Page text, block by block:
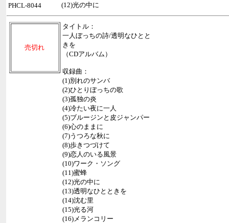
(12)光の中に
PHCL-8044
売切れ
タイトル：
一人ぼっちの詩/透明なひとと
きを
（CDアルバム）
収録曲：
(1)別れのサンバ
(2)ひとりぼっちの歌
(3)孤独の炎
(4)冷たい夜に一人
(5)ブルージンと皮ジャンパー
(6)心のままに
(7)うつろな秋に
(8)歩きつづけて
(9)恋人のいる風景
(10)ワーク・ソング
(11)蜜蜂
(12)光の中に
(13)透明なひとときを
(14)沈む里
(15)光る河
(16)メランコリー